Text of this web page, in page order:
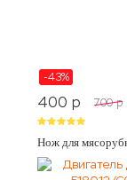
-43%
400 p 700 p
Нож для